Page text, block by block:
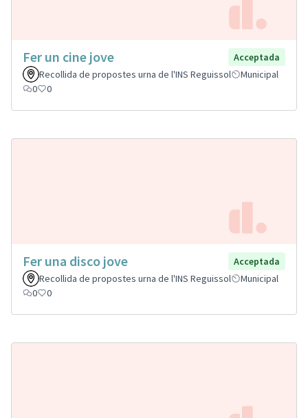
Fer un cine jove
Acceptada
Recollida de propostes urna de l'INS Reguissol
Municipal
0
0
Fer una disco jove
Acceptada
Recollida de propostes urna de l'INS Reguissol
Municipal
0
0